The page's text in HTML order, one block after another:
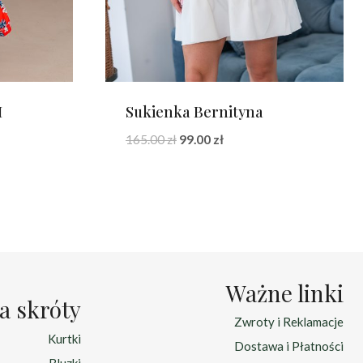
Sukienka Bernityna
165.00zł Pierwotna
99.00 złAktualna
skróty
Kurtki
Ważne linki
Zwroty i Reklamacje
Dostawa i Płatności